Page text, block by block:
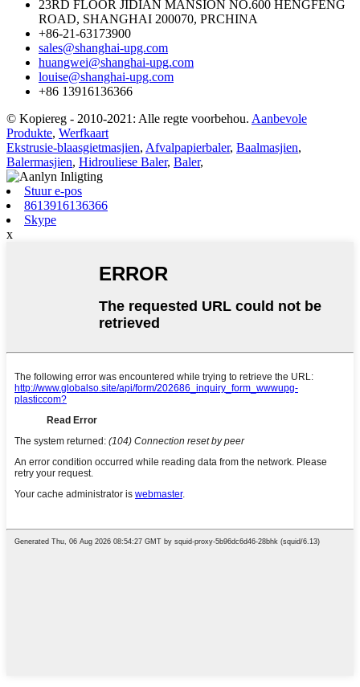
23RD FLOOR JIDIAN MANSION NO.600 HENGFENG
ROAD, SHANGHAI 200070, PRCHINA
+86-21-63173900
sales@shanghai-upg.com
huangwei@shanghai-upg.com
louise@shanghai-upg.com
+86 13916136366
© Kopiereg - 2010-2021: Alle regte voorbehou. Aanbevole
Produkte, Werfkaart
Ekstrusie-blaasgietmasjien, Afvalpapierbaler, Baalmasjien,
Balermasjien, Hidrouliese Baler, Baler,
Stuur e-pos
8613916136366
Skype
x